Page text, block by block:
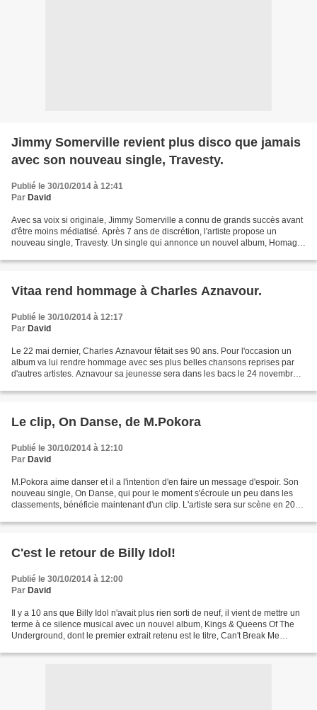
Jimmy Somerville revient plus disco que jamais
avec son nouveau single, Travesty.
Publié le 30/10/2014 à 12:41
Par David
Avec sa voix si originale, Jimmy Somerville a connu de grands succès avant
d'être moins médiatisé. Après 7 ans de discrétion, l'artiste propose un
nouveau single, Travesty. Un single qui annonce un nouvel album, Homage.
Vitaa rend hommage à Charles Aznavour.
Publié le 30/10/2014 à 12:17
Par David
Le 22 mai dernier, Charles Aznavour fêtait ses 90 ans. Pour l'occasion un
album va lui rendre hommage avec ses plus belles chansons reprises par
d'autres artistes. Aznavour sa jeunesse sera dans les bacs le 24 novembre
Le clip, On Danse, de M.Pokora
Publié le 30/10/2014 à 12:10
Par David
M.Pokora aime danser et il a l'intention d'en faire un message d'espoir. Son
nouveau single, On Danse, qui pour le moment s'écroule un peu dans les
classements, bénéficie maintenant d'un clip. L'artiste sera sur scène en 2015
C'est le retour de Billy Idol!
Publié le 30/10/2014 à 12:00
Par David
Il y a 10 ans que Billy Idol n'avait plus rien sorti de neuf, il vient de mettre un
terme à ce silence musical avec un nouvel album, Kings & Queens Of The
Underground, dont le premier extrait retenu est le titre, Can't Break Me